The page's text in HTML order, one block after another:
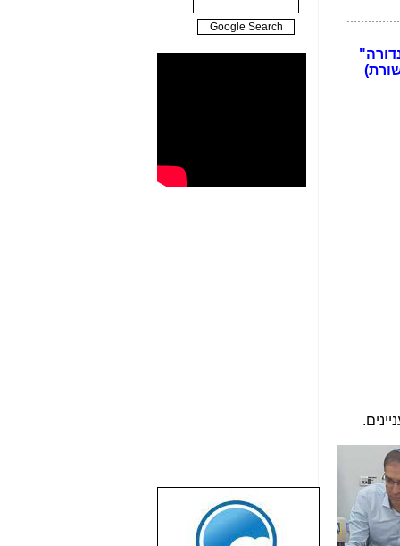
שבוע טוב לכל
הגולשים באשר
הם!!!